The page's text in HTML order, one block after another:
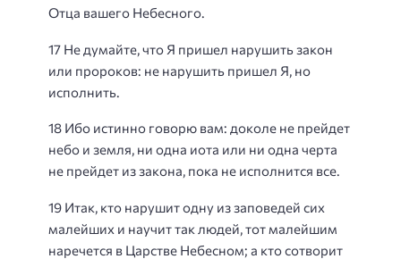
Отца вашего Небесного.
17 Не думайте, что Я пришел нарушить закон
или пророков: не нарушить пришел Я, но
исполнить.
18 Ибо истинно говорю вам: доколе не прейдет
небо и земля, ни одна иота или ни одна черта
не прейдет из закона, пока не исполнится все.
19 Итак, кто нарушит одну из заповедей сих
малейших и научит так людей, тот малейшим
наречется в Царстве Небесном; а кто сотворит